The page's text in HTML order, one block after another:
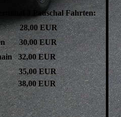
3 Pauschal Fahrten:
28,00 EUR
30,00 EUR
32,00 EUR
35,00 EUR
38,00 EUR